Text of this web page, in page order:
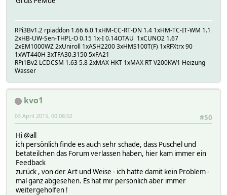
RPi3Bv1.2 rpiaddon 1.66 6.0 1xHM-CC-RT-DN 1.4 1xHM-TC-IT-WM 1.1
2xHB-UW-Sen-THPL-O 0.15 1x-I 0.14OTAU 1xCUNO2 1.67
2xEM1000WZ 2xUniroll 1xASH2200 3xHMS100T(F) 1xRFXtrx 90
1xWT440H 3xTFA30.3150 5xFA21
RPi1Bv2 LCDCSM 1.63 5.8 2xMAX HKT 1xMAX RT V200KW1 Heizung
Wasser
kvo1
#50
03 April 2015, 00:08:02
Hi @all
ich persönlich finde es auch sehr schade, dass Puschel und
betateilchen das Forum verlassen haben, hier kam immer ein
Feedback
zurück , von der Art und Weise - ich hatte damit kein Problem -
mal ganz abgesehen. Es hat mir persönlich aber immer
weitergeholfen !